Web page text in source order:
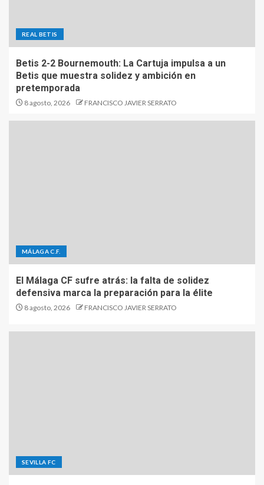
REAL BETIS
Betis 2-2 Bournemouth: La Cartuja impulsa a un
Betis que muestra solidez y ambición en
pretemporada
8 agosto, 2026 FRANCISCO JAVIER SERRATO
MÁLAGA C.F.
El Málaga CF sufre atrás: la falta de solidez
defensiva marca la preparación para la élite
8 agosto, 2026 FRANCISCO JAVIER SERRATO
SEVILLA FC